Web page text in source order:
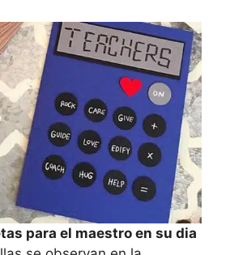
para el maestro en su dia